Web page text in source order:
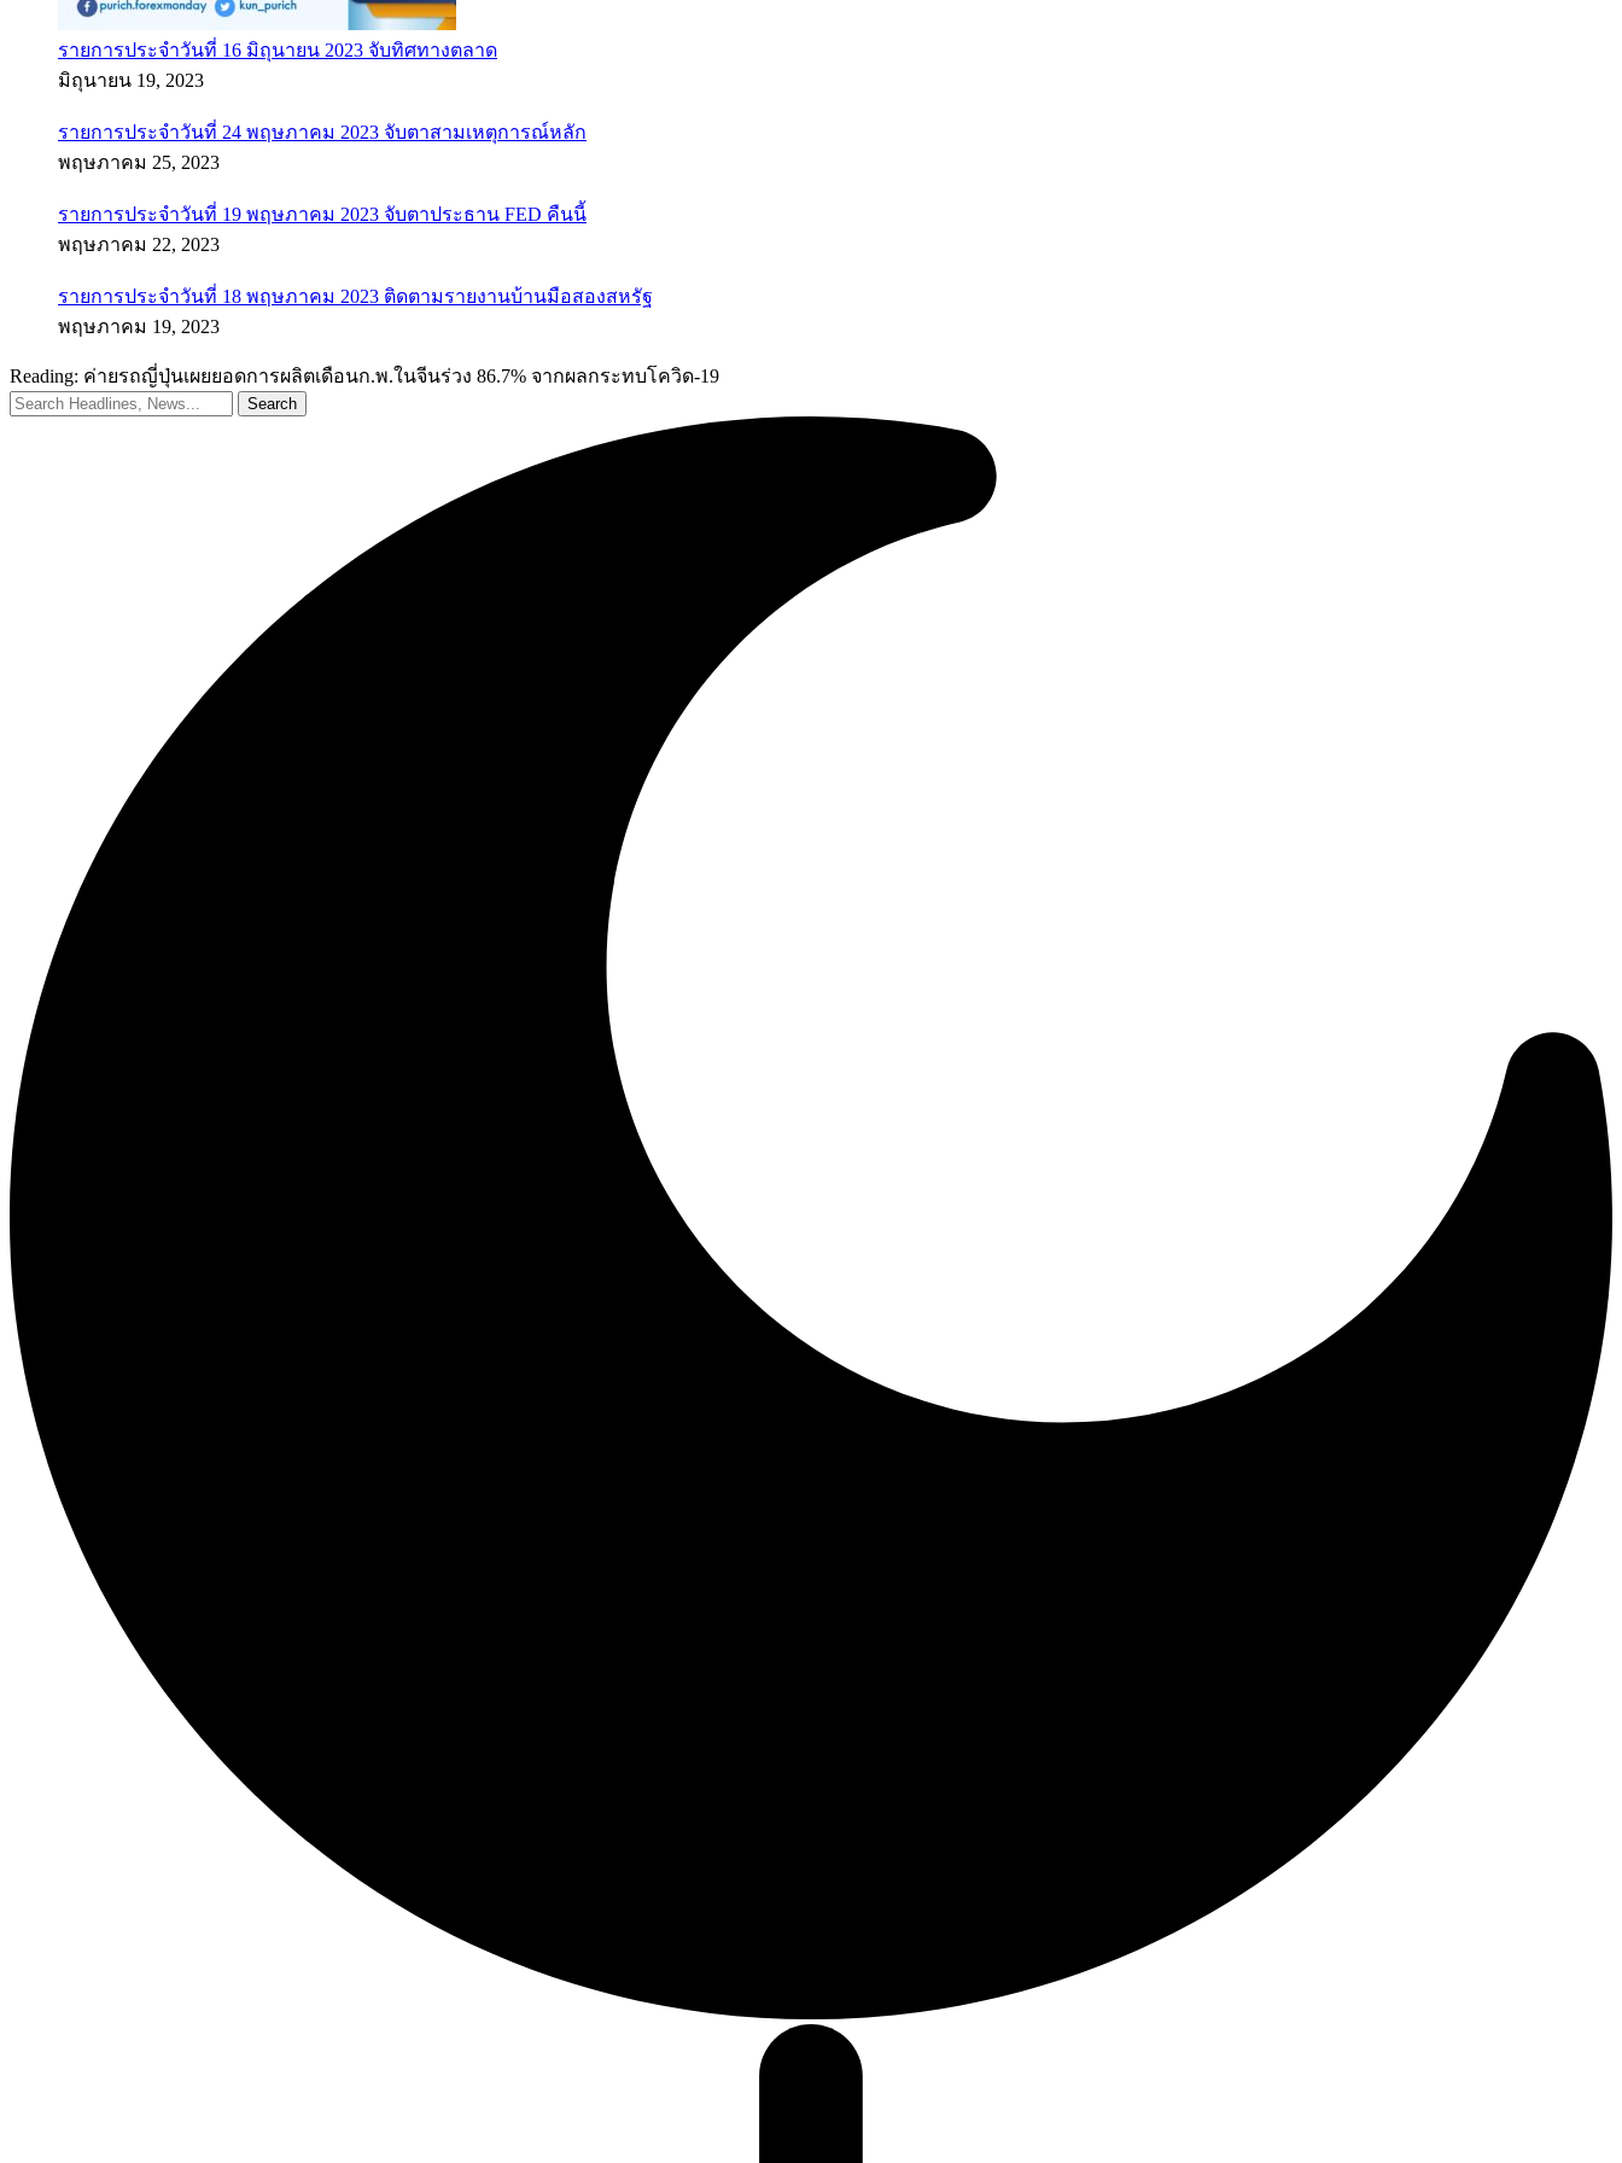
รายการประจำวันที่ 16 มิถุนายน 2023 จับทิศทางตลาด
มิถุนายน 19, 2023
รายการประจำวันที่ 24 พฤษภาคม 2023 จับตาสามเหตุการณ์หลัก
พฤษภาคม 25, 2023
รายการประจำวันที่ 19 พฤษภาคม 2023 จับตาประธาน FED คืนนี้
พฤษภาคม 22, 2023
รายการประจำวันที่ 18 พฤษภาคม 2023 ติดตามรายงานบ้านมือสองสหรัฐ
พฤษภาคม 19, 2023
Reading: ค่ายรถญี่ปุ่นเผยยอดการผลิตเดือนก.พ.ในจีนร่วง 86.7% จากผลกระทบโควิด-19